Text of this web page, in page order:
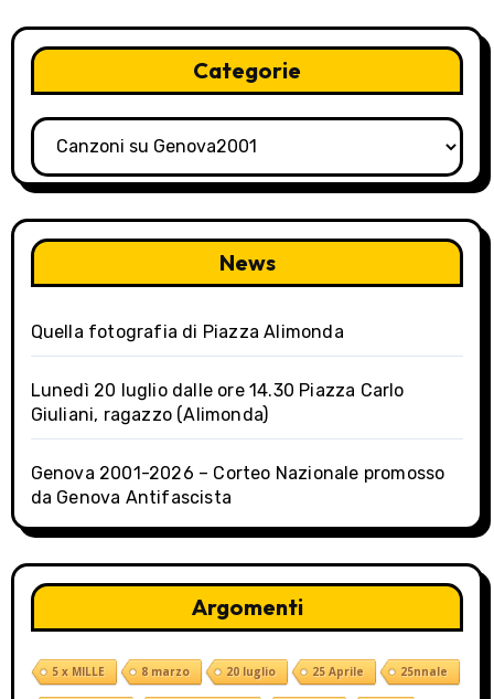
Categorie
Categorie
News
Quella fotografia di Piazza Alimonda
Lunedì 20 luglio dalle ore 14.30 Piazza Carlo
Giuliani, ragazzo (Alimonda)
Genova 2001-2026 – Corteo Nazionale promosso
da Genova Antifascista
Argomenti
5 x MILLE 8 marzo 20 luglio 25 Aprile 25nnale